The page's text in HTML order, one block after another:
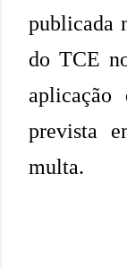
publicada
do TCE
aplicação
prevista
multa.